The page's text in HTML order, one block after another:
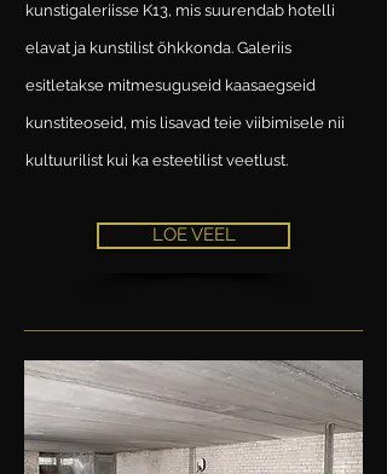
kunstigaleriisse K13, mis suurendab hotelli
elavat ja kunstilist õhkkonda. Galeriis
esitletakse mitmesuguseid kaasaegseid
kunstiteoseid, mis lisavad teie viibimisele nii
kultuurilist kui ka esteetilist veetlust.
LOE VEEL